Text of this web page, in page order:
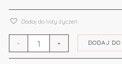
Dodaj do listy życzeń
- + DODAJ